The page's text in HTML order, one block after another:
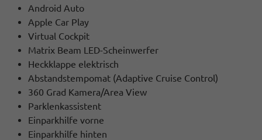
Android Auto
Apple Car Play
Virtual Cockpit
Matrix Beam LED-Scheinwerfer
Heckklappe elektrisch
Abstandstempomat (Adaptive Cruise Control)
360 Grad Kamera/Area View
Parklenkassistent
Einparkhilfe vorne
Einparkhilfe hinten